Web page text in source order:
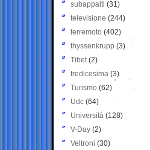
subappalti (31)
televisione(244)
terremoto (402)
thyssenkrupp (3)
Tibet(2)
tredicesima (3)
Turismo (62)
Udc (64)
Università (128)
V-Day (2)
Veltroni (30)